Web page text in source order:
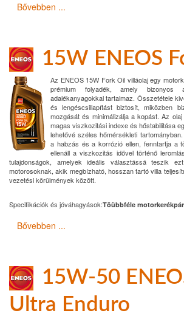
Bővebben ...
15W ENEOS
Az ENEOS 15W Fork Oil villáolaj egy
prémium folyadék, amely bizonyos
adalékanyagokkal tartalmaz. Összetétele
és lengéscsillapítást biztosít, miközben
mozgását és minimálizálja a kopást. Az
magas viszkozitási indexe és hőstabilitása
lehetővé széles hőmérsékleti
a habzás és a korrózió ellen, fenntartja a
ellenáll a viszkozitás idővel történő
tulajdonságok, amelyek ideális választássá teszik
motorosoknak, akik megbízható, hosszan tartó villa
vezetési körülmények között.
Specifikációk és jóváhagyások:Töübbféle
Bővebben ...
15W-50
Ultra Enduro